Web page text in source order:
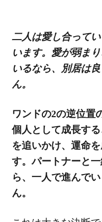
二人は愛し合って
います。愛が弱ま
いるなら、別居は
ん。
ワンドの2の逆位置
個人として成長す
を追いかけ、運命
す。パートナーと
ら、一人で進んで
ん。